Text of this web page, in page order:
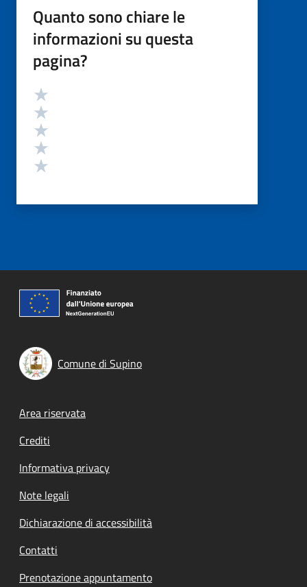
Quanto sono chiare le
informazioni su questa
pagina?
Valutazione
Comune di Supino
Footer menu
Area riservata
Crediti
Informativa privacy
Note legali
Dichiarazione di accessibilità
Contatti
Prenotazione appuntamento